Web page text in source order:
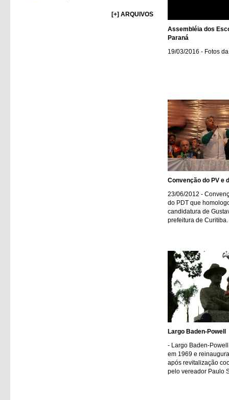
[+] ARQUIVOS
Assembléia dos
Paraná
19/03/2016 - Fotos
Convenção do PV e
23/06/2012 -
do PDT que
candidatura de
prefeitura de Curitiba.
Largo Baden-Powell
- Largo Baden-
em 1969 e
após revitalização
pelo vereador Paulo